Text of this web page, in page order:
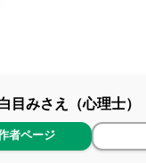
目みさえ（心理士）
者ページ